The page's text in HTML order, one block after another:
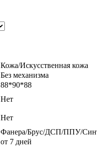
Кожа/Искусственная кожа
Без механизма
88*90*88
Нет
Нет
Фанера/Брус/ДСП/ППУ/
от 7 дней